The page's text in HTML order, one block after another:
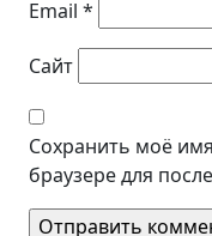
Email *
Сайт
Сохранить моё
браузере для